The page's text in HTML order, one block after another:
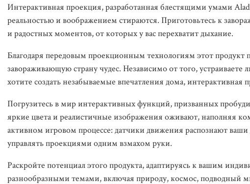
Интерактивная проекция, разработанная блестящими умами
реальностью и воображением стираются. Приготовьтесь к
и радостных моментов, от которых у вас перехватит дыхание.
Благодаря передовым проекционным технологиям этот продукт
завораживающую страну чудес. Независимо от того,
хотите создать незабываемые впечатления дома,
Погрузитесь в мир интерактивных функций, призванных
яркие цвета и реалистичные изображения оживают, наполняя
активном игровом процессе: датчики движения распознают
управлять проекциями одним взмахом руки.
Раскройте потенциал этого продукта, адаптируясь к вашим
разнообразными темами, включая природу, космос, подводный